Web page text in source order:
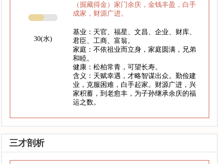
30(水)
（掘藏得金）家门余庆，金钱丰盈，白手
成家，财源广进。
基业：天官、福星、文昌、企业、财库、
君臣、工商、富翁。
家庭：不依祖业而立身，家庭圆满，兄弟
和睦。
健康：松柏常青，可望长寿。
含义：天赋幸遇，才略智谋出众。勤俭建
业，克服困难，白手起家。财源广进，兴
家积蓄，到老愈丰，为子孙继承余庆的福
运之数。
三才剖析